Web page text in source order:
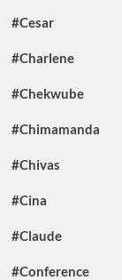
#Cesar
#Charlene
#Chekwube
#Chimamanda
#Chivas
#Cina
#Claude
#Conference